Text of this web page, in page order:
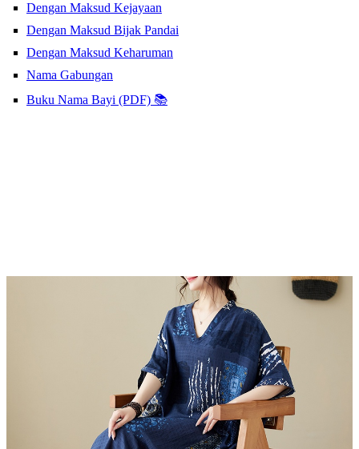
Dengan Maksud Kejayaan
Dengan Maksud Bijak Pandai
Dengan Maksud Keharuman
Nama Gabungan
Buku Nama Bayi (PDF) 📚